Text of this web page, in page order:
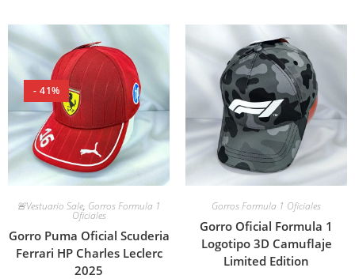
- 41%
🚨Vestuario Sale, Gorros Formula 1
Oficiales
Gorro Puma Oficial Scuderia
Ferrari HP Charles Leclerc
2025
Gorros Formula 1 Oficiales
Gorro Oficial Formula 1
Logotipo 3D Camuflaje
Limited Edition